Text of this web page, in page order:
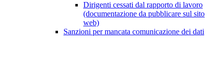
Dirigenti cessati dal rapporto di lavoro
(documentazione da pubblicare sul sito
web)
Sanzioni per mancata comunicazione dei dati